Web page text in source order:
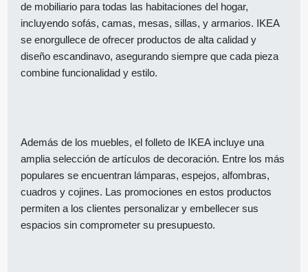
de mobiliario para todas las habitaciones del hogar,
incluyendo sofás, camas, mesas, sillas, y armarios. IKEA
se enorgullece de ofrecer productos de alta calidad y
diseño escandinavo, asegurando siempre que cada pieza
combine funcionalidad y estilo.
Además de los muebles, el folleto de IKEA incluye una
amplia selección de artículos de decoración. Entre los más
populares se encuentran lámparas, espejos, alfombras,
cuadros y cojines. Las promociones en estos productos
permiten a los clientes personalizar y embellecer sus
espacios sin comprometer su presupuesto.